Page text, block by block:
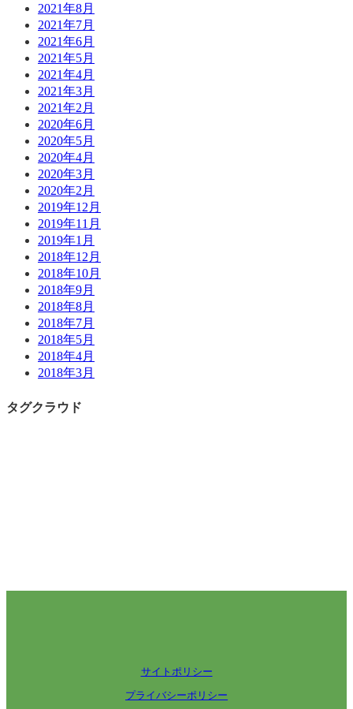
2021年8月
2021年7月
2021年6月
2021年5月
2021年4月
2021年3月
2021年2月
2020年6月
2020年5月
2020年4月
2020年3月
2020年2月
2019年12月
2019年11月
2019年1月
2018年12月
2018年10月
2018年9月
2018年8月
2018年7月
2018年5月
2018年4月
2018年3月
タグクラウド
サイトポリシー
プライバシーポリシー